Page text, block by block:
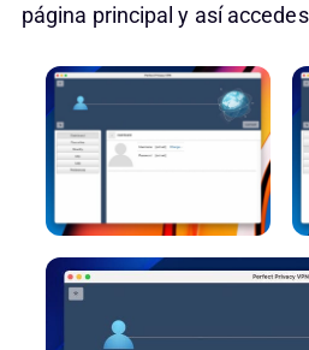
página principal y así